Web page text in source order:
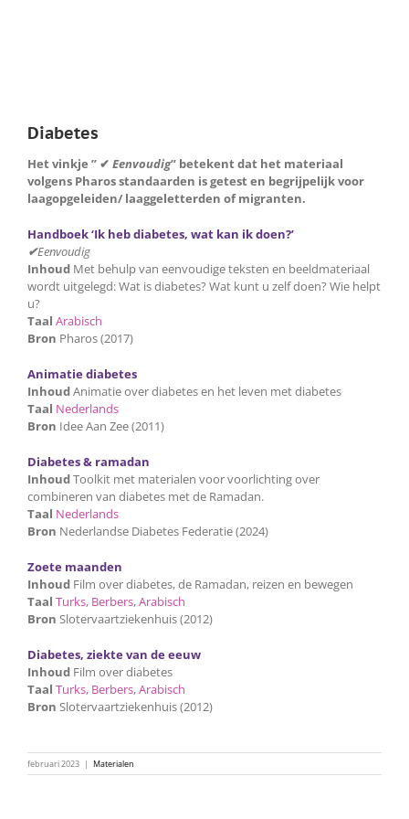
Diabetes
Het vinkje ” ✔ Eenvoudig” betekent dat het materiaal
volgens Pharos standaarden is getest en begrijpelijk voor
laagopgeleiden/ laaggeletterden of migranten.
Handboek ‘Ik heb diabetes, wat kan ik doen?’
✔Eenvoudig
Inhoud Met behulp van eenvoudige teksten en beeldmateriaal
wordt uitgelegd: Wat is diabetes? Wat kunt u zelf doen? Wie helpt
u?
Taal Arabisch
Bron Pharos (2017)
Animatie diabetes
InhoudAnimatie over diabetes en het leven met diabetes
Taal Nederlands
Bron Idee Aan Zee (2011)
Diabetes & ramadan
InhoudToolkit met materialen voor voorlichting over
combineren van diabetes met de Ramadan.
Taal Nederlands
Bron Nederlandse Diabetes Federatie (2024)
Zoete maanden
Inhoud Film over diabetes, de Ramadan, reizen en bewegen
Taal Turks, Berbers,Arabisch
Bron Slotervaartziekenhuis (2012)
Diabetes, ziekte van de eeuw
Inhoud Film over diabetes
Taal Turks, Berbers,Arabisch
Bron Slotervaartziekenhuis (2012)
februari 2023 | Materialen